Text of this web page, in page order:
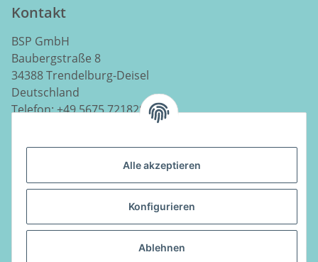
Alle akzeptieren
Konfigurieren
Ablehnen
Kontakt
BSP GmbH
Baubergstraße 8
34388 Trendelburg-Deisel
Deutschland
Telefon:+49 5675 7218290
Informationen
Gesetzliche Informationen